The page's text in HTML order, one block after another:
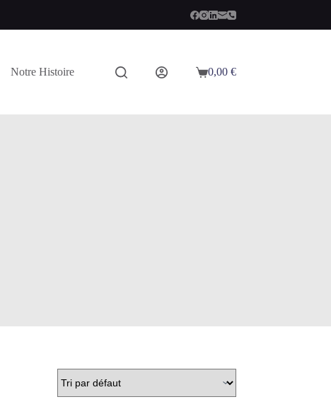
Notre Histoire
Panier
0,00 €